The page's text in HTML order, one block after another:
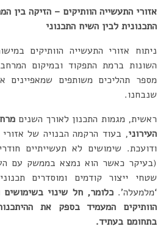
אזורי התעשייה הוותיקים – הזיקה בין
התכנונית לבין השיח התכנוני
ניתוח אזורי התעשייה הוותיקים
השונות ברמת התפקוד ובמיקום
מספר תהליכים משותפים שמאפיינים
שנבחנו.
ראשית, מגמות התכנון לאורך השנים
העירוני, בעוד הרקמה הבנויה של אזורי
ודועכת. שימושים לא תעשייתיים
(בעיקר כאשר הוא נמצא בממשק עם
שטחי ייצור קודמים ומוסדרים
‘מלמעלה’.כלומר, חל שינוי
הוותיקים המעמיד בספק את
בתחומם בעתיד.